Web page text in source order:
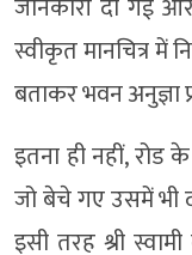
जानकारी दी गई
स्वीकृत मानचित्र में
बताकर भवन अनुज्ञा
इतना ही नहीं,
जो बेचे गए उसमें भी
इसी तरह श्री